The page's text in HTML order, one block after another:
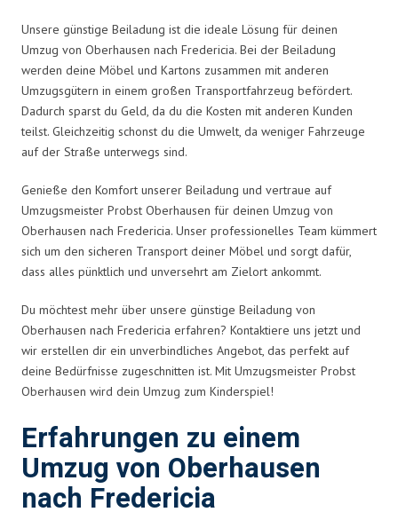
Unsere günstige Beiladung ist die ideale Lösung für deinen
Umzug von Oberhausen nach Fredericia. Bei der Beiladung
werden deine Möbel und Kartons zusammen mit anderen
Umzugsgütern in einem großen Transportfahrzeug befördert.
Dadurch sparst du Geld, da du die Kosten mit anderen Kunden
teilst. Gleichzeitig schonst du die Umwelt, da weniger Fahrzeuge
auf der Straße unterwegs sind.
Genieße den Komfort unserer Beiladung und vertraue auf
Umzugsmeister Probst Oberhausen für deinen Umzug von
Oberhausen nach Fredericia. Unser professionelles Team kümmert
sich um den sicheren Transport deiner Möbel und sorgt dafür,
dass alles pünktlich und unversehrt am Zielort ankommt.
Du möchtest mehr über unsere günstige Beiladung von
Oberhausen nach Fredericia erfahren? Kontaktiere uns jetzt und
wir erstellen dir ein unverbindliches Angebot, das perfekt auf
deine Bedürfnisse zugeschnitten ist. Mit Umzugsmeister Probst
Oberhausen wird dein Umzug zum Kinderspiel!
Erfahrungen zu einem
Umzug von Oberhausen
nach Fredericia